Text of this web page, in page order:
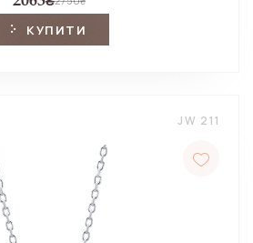
КУПИТИ
JW 211